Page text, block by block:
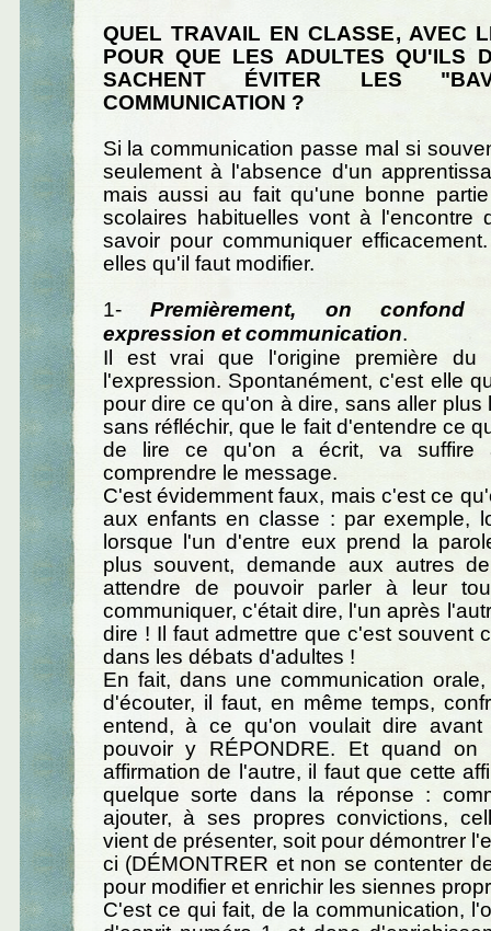
QUEL TRAVAIL EN CLASSE, AVEC
POUR QUE LES ADULTES QU'ILS
SACHENT ÉVITER LES
COMMUNICATION ?
Si la communication passe mal si
seulement à l'absence d'un
mais aussi au fait qu'une bonne
scolaires habituelles vont à l'encontre
savoir pour communiquer
elles qu'il faut modifier.
1- Premièrement, on confond
expression et communication.
Il est vrai que l'origine première du
l'expression. Spontanément, c'est elle
pour dire ce qu'on à dire, sans aller plus
sans réfléchir, que le fait d'entendre ce
de lire ce qu'on a écrit, va suffire
comprendre le message.
C'est évidemment faux, mais c'est ce
aux enfants en classe : par exemple,
lorsque l'un d'entre eux prend la
plus souvent, demande aux autres
attendre de pouvoir parler à leur
communiquer, c'était dire, l'un après
dire ! Il faut admettre que c'est souvent
dans les débats d'adultes !
En fait, dans une communication
d'écouter, il faut, en même temps,
entend, à ce qu'on voulait dire
pouvoir y RÉPONDRE. Et quand
affirmation de l'autre, il faut que cette
quelque sorte dans la réponse :
ajouter, à ses propres convictions,
vient de présenter, soit pour démontrer
ci (DÉMONTRER et non se contenter
pour modifier et enrichir les siennes
C'est ce qui fait, de la communication,